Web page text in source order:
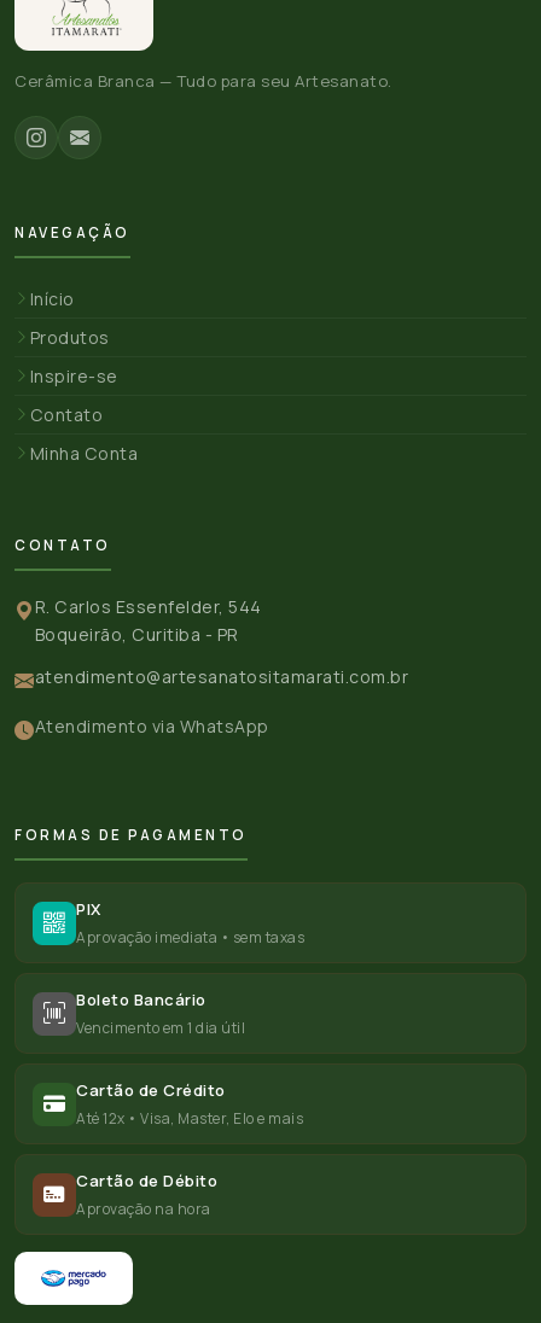
Cerâmica Branca — Tudo para seu Artesanato.
NAVEGAÇÃO
Início
Produtos
Inspire-se
Contato
Minha Conta
CONTATO
R. Carlos Essenfelder, 544
Boqueirão, Curitiba - PR
atendimento@artesanatositamarati.com.br
Atendimento via WhatsApp
FORMAS DE PAGAMENTO
PIX
Aprovação imediata • sem taxas
Boleto Bancário
Vencimento em 1 dia útil
Cartão de Crédito
Até 12x • Visa, Master, Elo e mais
Cartão de Débito
Aprovação na hora